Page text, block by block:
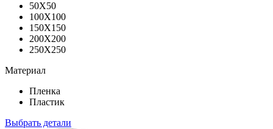
50X50
100X100
150X150
200X200
250X250
Материал
Пленка
Пластик
Выбрать детали